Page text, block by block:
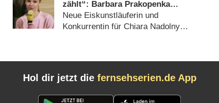
zählt“: Barbara Prakopenka
verstärkt RTL-Daily-Soap
Neue Eiskunstläuferin und
Konkurrentin für Chiara Nadolny
Hol dir jetzt die fernsehserien.de App